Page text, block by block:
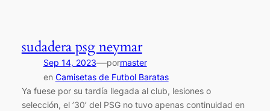
sudadera psg neymar
Sep 14, 2023—pormaster
en Camisetas de Futbol Baratas
Ya fuese por su tardía llegada al club, lesiones o
selección, el ’30’ del PSG no tuvo apenas continuidad en